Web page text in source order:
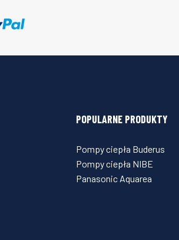
POPULARNE PRODUKTY
Pompy ciepła Buderus
Pompy ciepła NIBE
Panasonic Aquarea